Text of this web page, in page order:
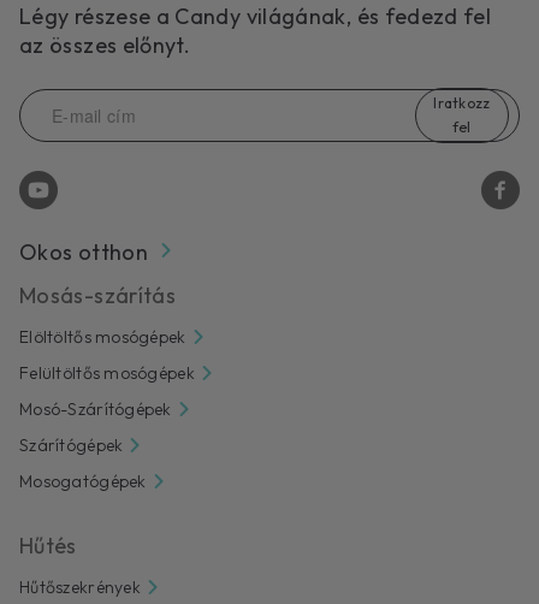
Légy részese a Candy világának, és fedezd fel
az összes előnyt.
Iratkozz
fel
Okos otthon
Mosás-szárítás
Elöltöltős mosógépek
Felültöltős mosógépek
Mosó-Szárítógépek
Szárítógépek
Mosogatógépek
Hűtés
Hűtőszekrények